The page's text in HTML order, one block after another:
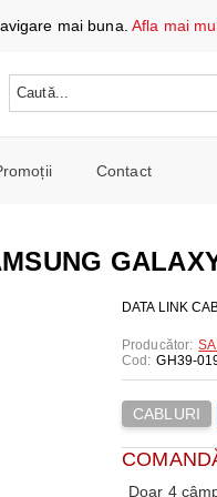
ȘI ÎNCĂRCARE
TELEFOANE ȘI TABLETE
ȘI CAFETIERE
COMBINE FRIGORIFICE
spalat si Uscatoare
Contact
DATA LINK
Producător:
Cod: GH39-
CABLURI
Doar 4
mai buna.Afla mai